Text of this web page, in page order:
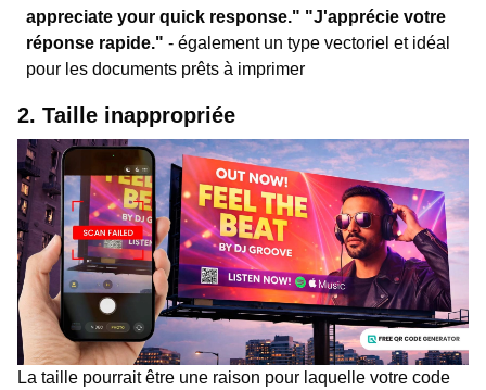
appreciate your quick response." "J'apprécie votre
réponse rapide." - également un type vectoriel et idéal
pour les documents prêts à imprimer
2. Taille inappropriée
La taille pourrait être une raison pour laquelle votre code